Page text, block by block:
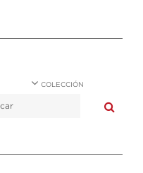
COLECCIÓN